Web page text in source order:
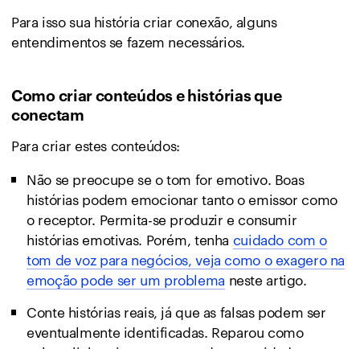
Para isso sua história criar conexão, alguns
entendimentos se fazem necessários.
Como criar conteúdos e histórias que
conectam
Para criar estes conteúdos:
Não se preocupe se o tom for emotivo. Boas
histórias podem emocionar tanto o emissor como
o receptor. Permita-se produzir e consumir
histórias emotivas. Porém, tenha cuidado com o
tom de voz para negócios, veja como o exagero na
emoção pode ser um problema neste artigo.
Conte histórias reais, já que as falsas podem ser
eventualmente identificadas. Reparou como